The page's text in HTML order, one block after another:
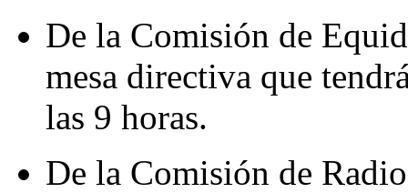
De la Comisión de
mesa directiva que
las 9 horas.
De la Comisión de